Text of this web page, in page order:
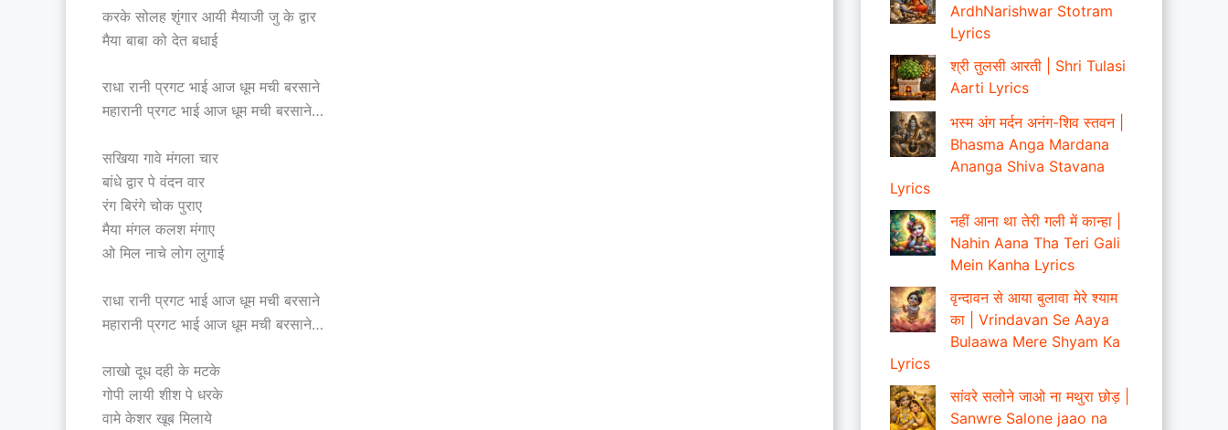
करके सोलह शृंगार आयी मैयाजी जु के द्वार
मैया बाबा को देत बधाई
राधा रानी प्रगट भाई आज धूम मची बरसाने
महारानी प्रगट भाई आज धूम मची बरसाने…
सखिया गावे मंगला चार
बांधे द्वार पे वंदन वार
रंग बिरंगे चोक पुराए
मैया मंगल कलश मंगाए
ओ मिल नाचे लोग लुगाई
राधा रानी प्रगट भाई आज धूम मची बरसाने
महारानी प्रगट भाई आज धूम मची बरसाने…
लाखो दूध दही के मटके
गोपी लायी शीश पे धरके
वामे केशर खूब मिलाये
ArdhNarishwar Stotram
Lyrics
श्री तुलसी आरती | Shri Tulasi
Aarti Lyrics
भस्म अंग मर्दन अनंग-शिव स्तवन |
Bhasma Anga Mardana
Ananga Shiva Stavana
Lyrics
नहीं आना था तेरी गली में कान्हा |
Nahin Aana Tha Teri Gali
Mein Kanha Lyrics
वृन्दावन से आया बुलावा मेरे श्याम
का | Vrindavan Se Aaya
Bulaawa Mere Shyam Ka
Lyrics
सांवरे सलोने जाओ ना मथुरा छोड़ |
Sanwre Salone jaao na